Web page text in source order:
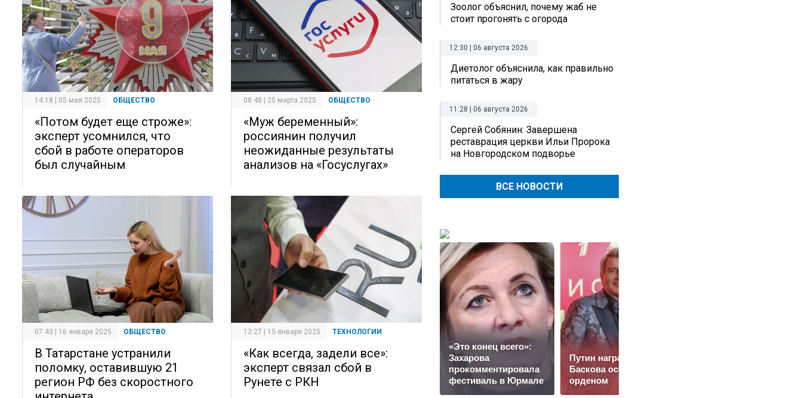
14:18 | 05 мая 2025 ОБЩЕСТВО
«Потом будет еще строже»:
эксперт усомнился, что
сбой в работе операторов
был случайным
08:48 | 25 марта 2025 ОБЩЕСТВО
«Муж беременный»:
россиянин получил
неожиданные результаты
анализов на «Госуслугах»
07:43 | 16 января 2025 ОБЩЕСТВО
В Татарстане устранили
поломку, оставившую 21
регион РФ без скоростного
13:27 | 15 января 2025 ТЕХНОЛОГИИ
«Как всегда, задели все»:
эксперт связал сбой в
Рунете с РКН
Зоолог объяснил, почему жаб не
стоит прогонять с огорода
12:30 | 06 августа 2026
Диетолог объяснила, как правильно
питаться в жару
11:28 | 06 августа 2026
Сергей Собянин: Завершена
реставрация церкви Ильи Пророка
на Новгородском подворье
ВСЕ НОВОСТИ
«Это конец всего»:
Захарова
прокомментировала
фестиваль в Юрмале
Путин наградил
Баскова особым
орденом